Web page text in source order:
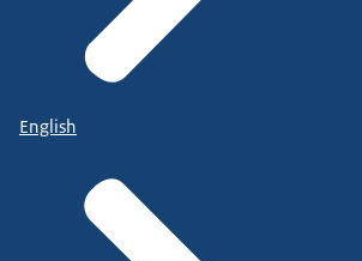
English